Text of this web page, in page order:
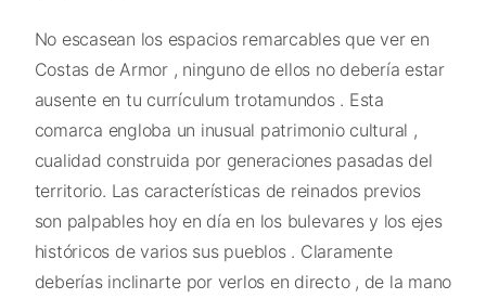
No escasean los espacios remarcables que ver en
Costas de Armor , ninguno de ellos no debería estar
ausente en tu currículum trotamundos . Esta
comarca engloba un inusual patrimonio cultural ,
cualidad construida por generaciones pasadas del
territorio. Las características de reinados previos
son palpables hoy en día en los bulevares y los ejes
históricos de varios sus pueblos . Claramente
deberías inclinarte por verlos en directo , de la mano